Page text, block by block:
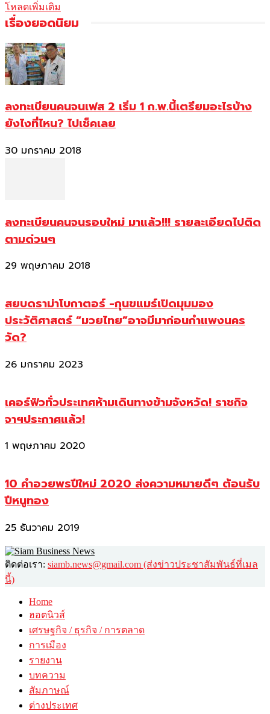
โหลดเพิ่มเติม
เรื่องยอดนิยม
ลงทะเบียนคนจนเฟส 2 เริ่ม 1 ก.พ.นี้เตรียมอะไรบ้าง
ยังไงที่ไหน? ไปเช็คเลย
30 มกราคม 2018
ลงทะเบียนคนจนรอบใหม่ มาแล้ว!!! รายละเอียดไปติด
ตามด่วนๆ
29 พฤษภาคม 2018
สยบดราม่าโบกาตอร์ -กุนขแมร์เปิดมุมมอง
ประวัติศาสตร์ “มวยไทย”อาจมีมาก่อนกำแพงนคร
วัด?
26 มกราคม 2023
เคอร์ฟิวทั่วประเทศห้ามเดินทางข้ามจังหวัด! ราชกิจ
จาฯประกาศแล้ว!
1 พฤษภาคม 2020
10 คำอวยพรปีใหม่ 2020 ส่งความหมายดีๆ ต้อนรับ
ปีหนูทอง
25 ธันวาคม 2019
ติดต่อเรา: siamb.news@gmail.com (ส่งข่าวประชาสัมพันธ์ที่เมล
นี้)
Home
ฮอตนิวส์
เศรษฐกิจ / ธุรกิจ / การตลาด
การเมือง
รายงาน
บทความ
สัมภาษณ์
ต่างประเทศ